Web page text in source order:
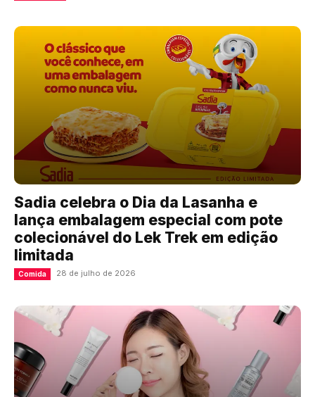
Sadia celebra o Dia da Lasanha e
lança embalagem especial com pote
colecionável do Lek Trek em edição
limitada
Comida 28 de julho de 2026